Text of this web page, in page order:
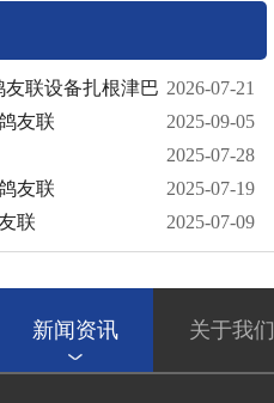
2026-07-21
友联设备扎根津巴
2025-09-05
友联
2025-07-28
2025-07-19
友联
2025-07-09
联
新闻资讯 关于我们